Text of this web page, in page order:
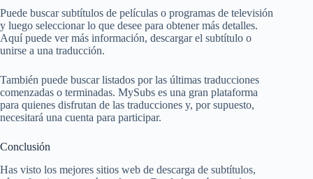
Puede buscar subtítulos de películas o programas de televisión
y luego seleccionar lo que desee para obtener más detalles.
Aquí puede ver más información, descargar el subtítulo o
unirse a una traducción.
También puede buscar listados por las últimas traducciones
comenzadas o terminadas. MySubs es una gran plataforma
para quienes disfrutan de las traducciones y, por supuesto,
necesitará una cuenta para participar.
Conclusión
Has visto los mejores sitios web de descarga de subtítulos,